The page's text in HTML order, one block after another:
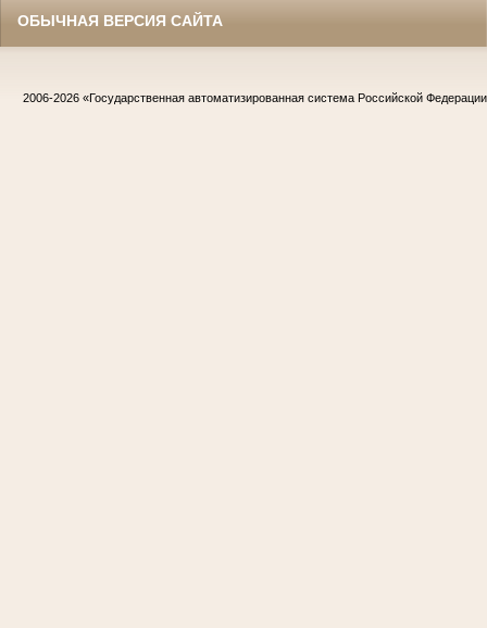
ОБЫЧНАЯ ВЕРСИЯ САЙТА
2006-2026 «Государственная автоматизированная система Российской